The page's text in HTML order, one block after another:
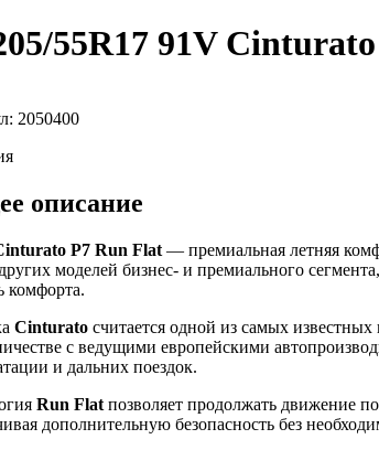
55R17 91V
2050400
описание
P7 Run Flat — премиальная летняя
моделей бизнес- и премиального
комфорта.
Cinturato считается одной из самых
с ведущими европейскими
и дальних поездок.
Run Flat позволяет продолжать движение
дополнительную безопасность без